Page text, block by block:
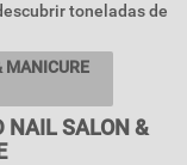
toneladas de
MANICURE
NAIL SALON &